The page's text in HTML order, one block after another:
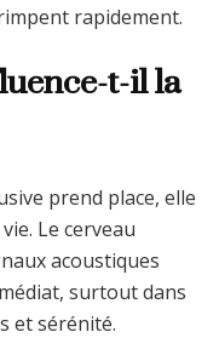
rapidement.
t-il la
prend place, elle
Le cerveau
acoustiques
surtout dans
et sérénité.